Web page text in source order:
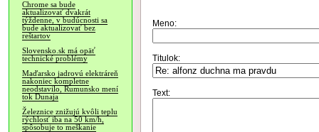
Chrome sa bude
aktualizovať dvakrát
týždenne, v budúcnosti sa
bude aktualizovať bez
reštartov
Slovensko.sk má opäť
technické problémy
Maďarsko jadrovú elektráreň
nakoniec kompletne
neodstavilo, Rumunsko mení
tok Dunaja
Železnice znižujú kvôli teplu
rýchlosť iba na 50 km/h,
spôsobuje to meškanie
Meno:
Titulok:
Text: